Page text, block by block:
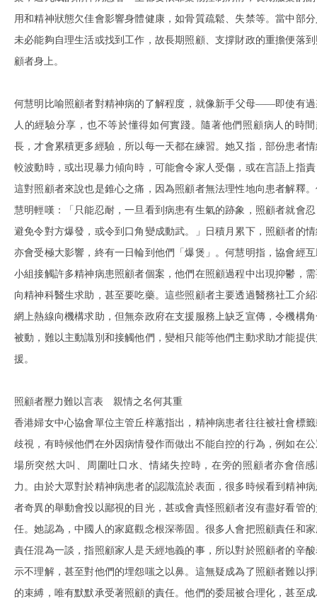
用和精神狀態欠佳會影響身體健康，如骨質疏鬆、失禁等。當中部
未必能夠自理生活或找到工作，故長期照顧、支撐財政的重擔便落
顧者身上。
何慧明比喻照顧者對精神病的了解程度，就像新手父母——即使有過
人的經驗分享，也不等於懂得如何實踐。隨著他們照顧病人的時間
長，才會累積更多經驗，所以每一天都在練習。她又指，部份患者
較波動時，或出現暴力傾向時，可能會令家人受傷，或在言語上指
這對照顧者來說也是錐心之痛，因為照顧者無法理性地向患者解釋
慧明輕嘆：「只能忍耐，一旦看到病患有生氣的跡象，照顧者就會
避免令對方爆發，或令到口角變成動武。」日積月累下，照顧者的
亦會受極大影響，終有一日輪到他們「爆煲」。何慧明指，協會經
小組接觸許多精神病患照顧者個案，他們在照顧過程中出現抑鬱，
向精神科醫生求助，甚至要吃藥。這些照顧者主要透過醫務社工介
網上熱線向機構求助，但無奈政府在支援服務上缺乏宣傳，令機構
被動，難以主動識別和接觸他們，變相只能等他們主動求助才能提
援。
照顧者壓力難以言表 親情之名何其重
香港婦女中心協會單位主管丘梓蕙指出，精神病患者往往被社會標
歧視，有時候他們在外因病情發作而做出不能自控的行為，例如在
場所突然大叫、周圍吐口水、情緒失控時，在旁的照顧者亦會倍感
力。由於大眾對於精神病患者的認識流於表面，很多時候看到精神
者奇異的舉動會投以鄙視的目光，甚或會責怪照顧者沒有盡好看管
任。她認為，中國人的家庭觀念根深蒂固。很多人會把照顧責任和
責任混為一談，指照顧家人是天經地義的事，所以對於照顧者的辛
示不理解，甚至對他們的埋怨嗤之以鼻。這無疑成為了照顧者難以
的束縛，唯有默默承受著照顧的責任。他們的委屈被合理化，甚至